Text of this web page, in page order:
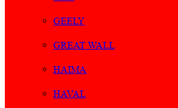
GEELY
GREAT WALL
HAIMA
HAVAL